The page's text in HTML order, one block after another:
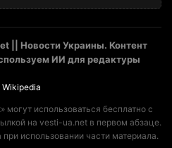
|| Новости Украины. Контент
ИИ для редактуры
Wikipedia
использоваться бесплатно с
на vesti-ua.net в первом абзаце.
использовании части материала.